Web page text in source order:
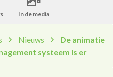
In de media
Nieuws
De animatie
systeem is er